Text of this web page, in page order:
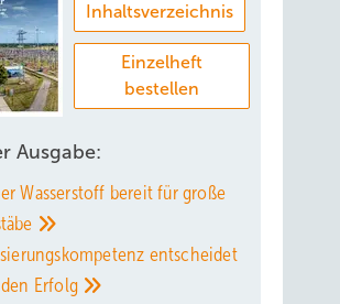
Inhaltsverzeichnis
Einzelheft
bestellen
Ausgabe:
Wasserstoff bereit für große
entscheidet
Erfolg